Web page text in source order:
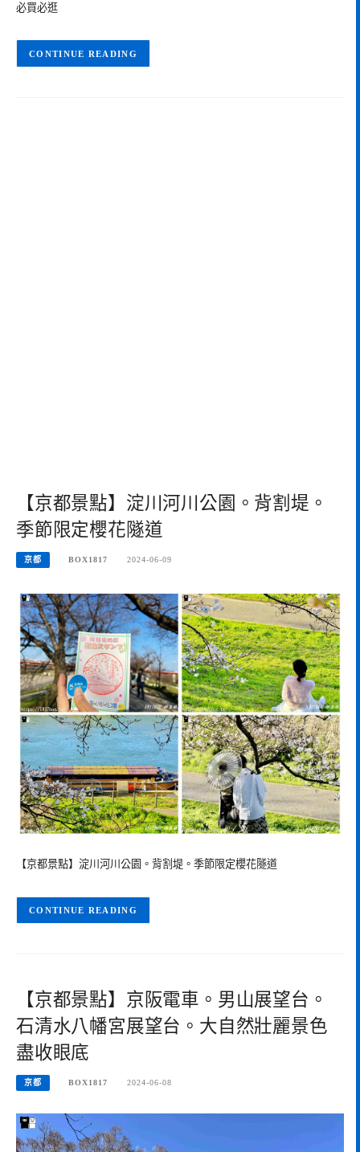
必買必逛
CONTINUE READING
【京都景點】淀川河川公園。背割堤。
季節限定櫻花隧道
京都 BOX1817 2024-06-09
【京都景點】淀川河川公園。背割堤。季節限定櫻花隧道
CONTINUE READING
【京都景點】京阪電車。男山展望台。
石清水八幡宮展望台。大自然壯麗景色
盡收眼底
京都 BOX1817 2024-06-08